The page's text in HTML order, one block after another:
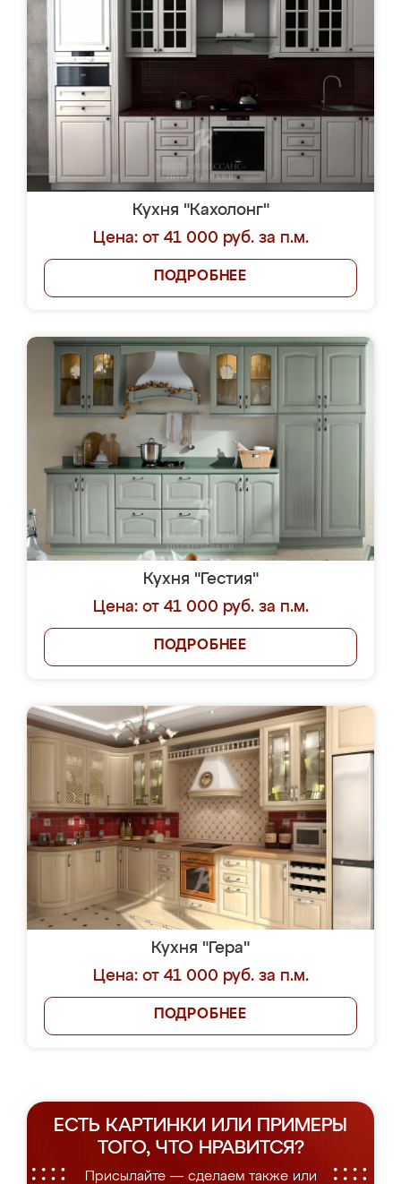
Кухня "Кахолонг"
Цена: от 41 000 руб. за п.м.
ПОДРОБНЕЕ
Кухня "Гестия"
Цена: от 41 000 руб. за п.м.
ПОДРОБНЕЕ
Кухня "Гера"
Цена: от 41 000 руб. за п.м.
ПОДРОБНЕЕ
ЕСТЬ КАРТИНКИ ИЛИ ПРИМЕРЫ
ТОГО, ЧТО НРАВИТСЯ?
Присылайте — сделаем также или